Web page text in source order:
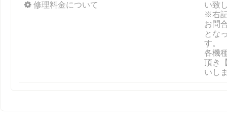
修理料金について
い致
※右
お問
とな
す。
各機
頂き
いし